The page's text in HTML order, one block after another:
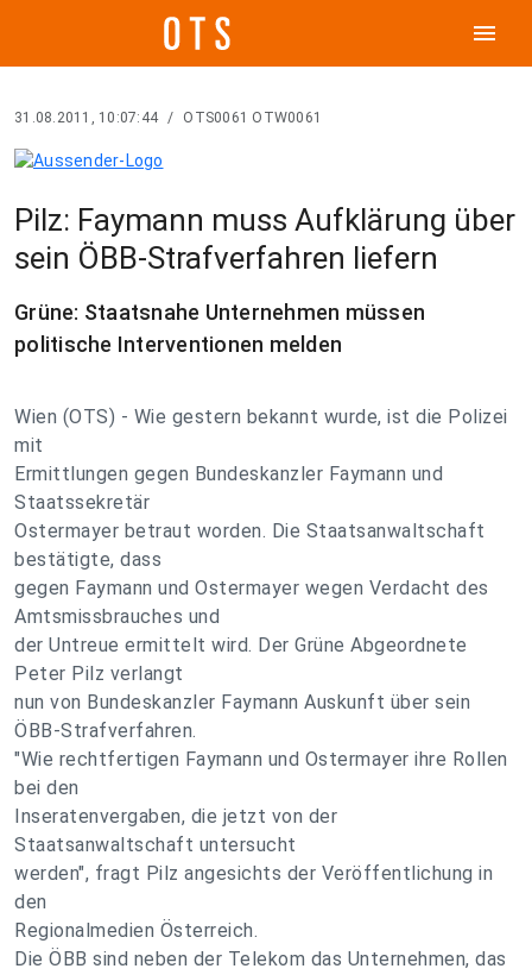
menu
31.08.2011, 10:07:44 / OTS0061 OTW0061
Pilz: Faymann muss Aufklärung über
sein ÖBB-Strafverfahren liefern
Grüne: Staatsnahe Unternehmen müssen
politische Interventionen melden
Wien (OTS) - Wie gestern bekannt wurde, ist die Polizei
mit
Ermittlungen gegen Bundeskanzler Faymann und
Staatssekretär
Ostermayer betraut worden. Die Staatsanwaltschaft
bestätigte, dass
gegen Faymann und Ostermayer wegen Verdacht des
Amtsmissbrauches und
der Untreue ermittelt wird. Der Grüne Abgeordnete
Peter Pilz verlangt
nun von Bundeskanzler Faymann Auskunft über sein
ÖBB-Strafverfahren.
"Wie rechtfertigen Faymann und Ostermayer ihre Rollen
bei den
Inseratenvergaben, die jetzt von der
Staatsanwaltschaft untersucht
werden", fragt Pilz angesichts der Veröffentlichung in
den
Regionalmedien Österreich.
Die ÖBB sind neben der Telekom das Unternehmen, das